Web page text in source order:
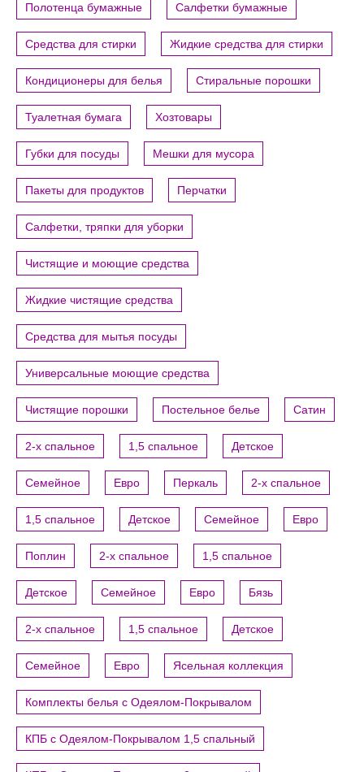
Полотенца бумажные Салфетки бумажные
Средства для стирки Жидкие средства для стирки
Кондиционеры для белья Стиральные порошки
Туалетная бумага Хозтовары
Губки для посуды Мешки для мусора
Пакеты для продуктов Перчатки
Салфетки, тряпки для уборки
Чистящие и моющие средства
Жидкие чистящие средства
Средства для мытья посуды
Универсальные моющие средства
Чистящие порошки Постельное белье Сатин
2-х спальное 1,5 спальное Детское
Семейное Евро Перкаль 2-х спальное
1,5 спальное Детское Семейное Евро
Поплин 2-х спальное 1,5 спальное
Детское Семейное Евро Бязь
2-х спальное 1,5 спальное Детское
Семейное Евро Ясельная коллекция
Комплекты белья с Одеялом-Покрывалом
КПБ с Одеялом-Покрывалом 1,5 спальный